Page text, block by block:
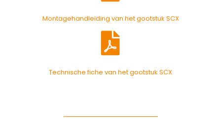
Montagehandleiding van het gootstuk SCX
Technische fiche van het gootstuk SCX